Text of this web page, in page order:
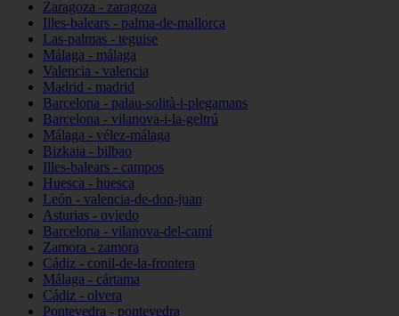
Zaragoza - zaragoza
Illes-balears - palma-de-mallorca
Las-palmas - teguise
Málaga - málaga
Valencia - valencia
Madrid - madrid
Barcelona - palau-solità-i-plegamans
Barcelona - vilanova-i-la-geltrú
Málaga - vélez-málaga
Bizkaia - bilbao
Illes-balears - campos
Huesca - huesca
León - valencia-de-don-juan
Asturias - oviedo
Barcelona - vilanova-del-camí
Zamora - zamora
Cádiz - conil-de-la-frontera
Málaga - cártama
Cádiz - olvera
Pontevedra - pontevedra